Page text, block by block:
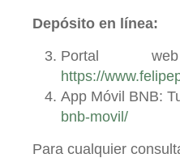
Depósito en línea:
Portal
https://
App Móvil BNB:
bnb-movil/
Para cualquier